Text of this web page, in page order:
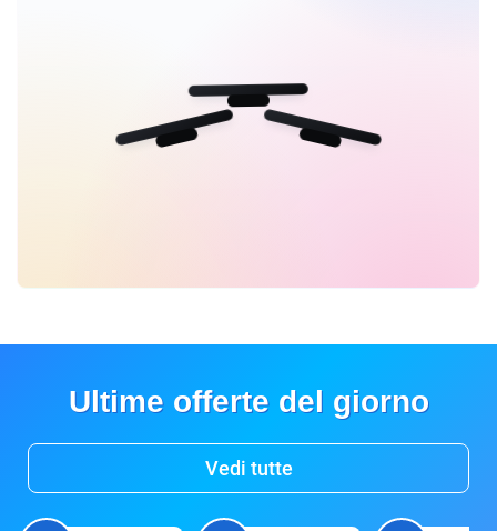
Ultime offerte del giorno
Vedi tutte